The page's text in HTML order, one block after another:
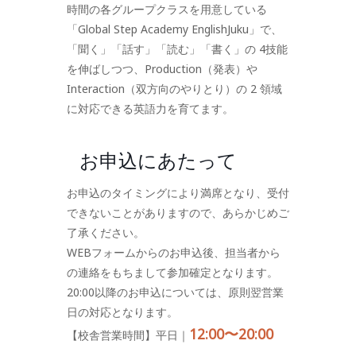
時間の各グループクラスを用意している
「Global Step Academy EnglishJuku」で、
「聞く」「話す」「読む」「書く」の 4技能
を伸ばしつつ、Production（発表）や
Interaction（双方向のやりとり）の 2 領域
に対応できる英語力を育てます。
お申込にあたって
お申込のタイミングにより満席となり、受付
できないことがありますので、あらかじめご
了承ください。
WEBフォームからのお申込後、担当者から
の連絡をもちまして参加確定となります。
20:00以降のお申込については、原則翌営業
日の対応となります。
【校舎営業時間】平日｜ 12:00〜20:00